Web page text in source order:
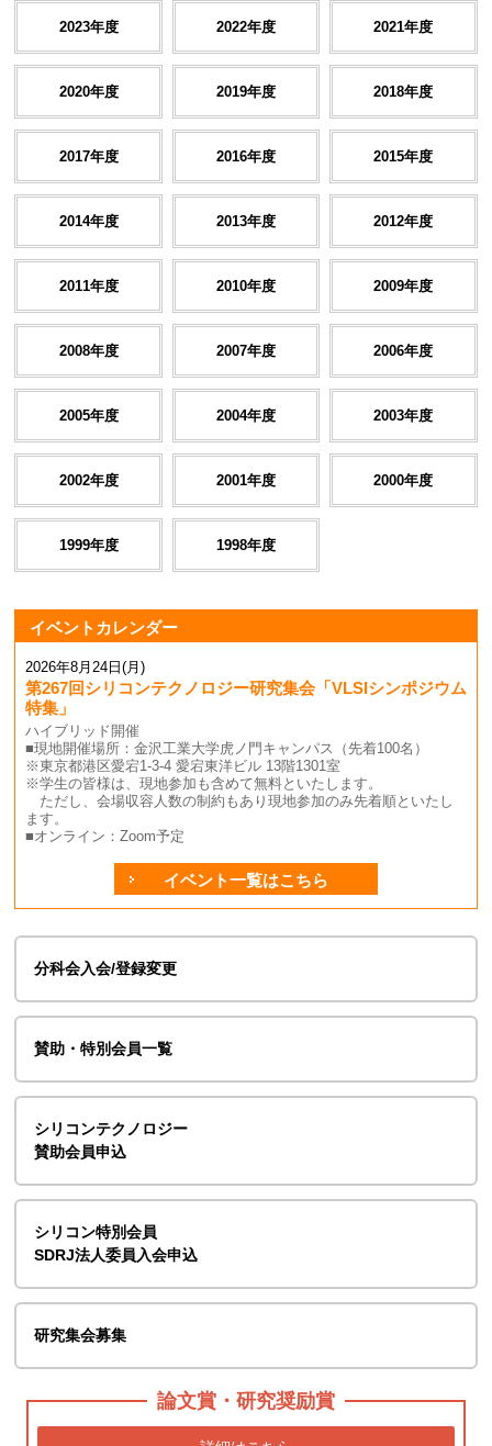
2023年度 2022年度 2021年度
2020年度 2019年度 2018年度
2017年度 2016年度 2015年度
2014年度 2013年度 2012年度
2011年度 2010年度 2009年度
2008年度 2007年度 2006年度
2005年度 2004年度 2003年度
2002年度 2001年度 2000年度
1999年度 1998年度
イベントカレンダー
2026年8月24日(月)
第267回シリコンテクノロジー研究集会「VLSIシンポジウム
特集」
ハイブリッド開催
■現地開催場所：金沢工業大学虎ノ門キャンパス（先着100名）
※東京都港区愛宕1-3-4 愛宕東洋ビル 13階1301室
※学生の皆様は、現地参加も含めて無料といたします。
ただし、会場収容人数の制約もあり現地参加のみ先着順といたし
ます。
■オンライン：Zoom予定
イベント一覧はこちら
分科会入会/登録変更
賛助・特別会員一覧
シリコンテクノロジー
賛助会員申込
シリコン特別会員
SDRJ法人委員入会申込
研究集会募集
論文賞・研究奨励賞